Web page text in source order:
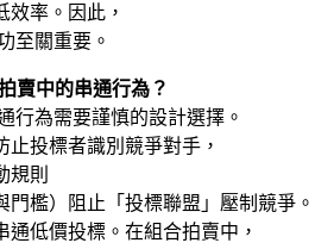
效率。因此，
至關重要。
賣中的串通行為？
行為需要謹慎的設計選擇。
投標者識別競爭對手，
規則
門檻）阻止「投標聯盟」壓制競爭。
低價投標。在組合拍賣中，